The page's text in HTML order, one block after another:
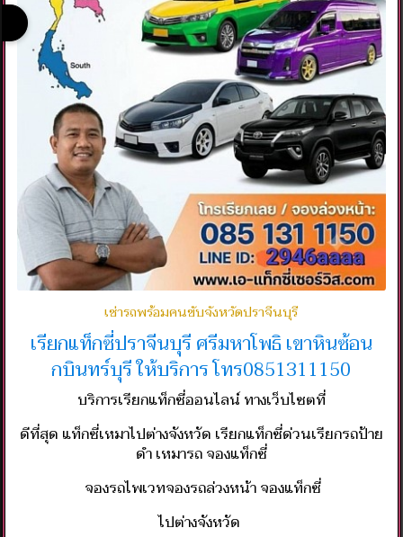
เช่ารถพร้อมคนขับจังหวัดปราจีนบุรี
เรียกแท็กซี่ปราจีนบุรี ศรีมหาโพธิ เขาหินซ้อน
กบินทร์บุรี ให้บริการ โทร0851311150
บริการเรียกแท็กซี่ออนไลน์ ทางเว็บไซตที่
ดีที่สุด แท็กซี่เหมาไปต่างจังหวัด เรียกแท็กซี่ด่วนเรียกรถป้าย
ดำ เหมารถ จองแท็กซี่
จองรถไพเวทจองรถล่วงหน้า จองแท็กซี่
ไปต่างจังหวัด